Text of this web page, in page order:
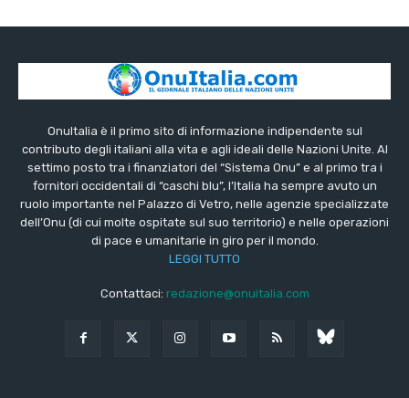
OnuItalia è il primo sito di informazione indipendente sul
contributo degli italiani alla vita e agli ideali delle Nazioni Unite. Al
settimo posto tra i finanziatori del “Sistema Onu” e al primo tra i
fornitori occidentali di “caschi blu”, l’Italia ha sempre avuto un
ruolo importante nel Palazzo di Vetro, nelle agenzie specializzate
dell’Onu (di cui molte ospitate sul suo territorio) e nelle operazioni
di pace e umanitarie in giro per il mondo.
LEGGI TUTTO
Contattaci: redazione@onuitalia.com